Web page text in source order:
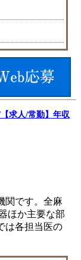
求人/常勤】年収
関です。全麻
ほか主要な部
は各担当医の